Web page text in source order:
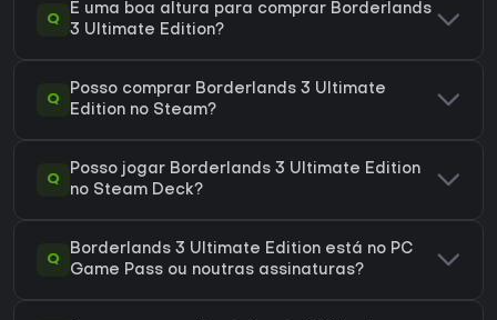
Q
É uma boa altura para comprar Borderlands
3 Ultimate Edition?
Q
Posso comprar Borderlands 3 Ultimate
Edition no Steam?
Q
Posso jogar Borderlands 3 Ultimate Edition
no Steam Deck?
Q
Borderlands 3 Ultimate Edition está no PC
Game Pass ou noutras assinaturas?